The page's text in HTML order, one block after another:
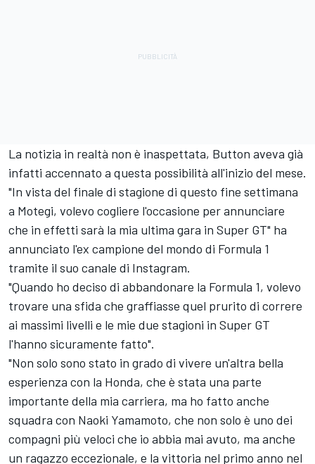
La notizia in realtà non è inaspettata, Button aveva già
infatti accennato a questa possibilità all'inizio del mese.
"In vista del finale di stagione di questo fine settimana
a Motegi, volevo cogliere l'occasione per annunciare
che in effetti sarà la mia ultima gara in Super GT" ha
annunciato l'ex campione del mondo di Formula 1
tramite il suo canale di Instagram.
"Quando ho deciso di abbandonare la Formula 1, volevo
trovare una sfida che graffiasse quel prurito di correre
ai massimi livelli e le mie due stagioni in Super GT
l'hanno sicuramente fatto".
"Non solo sono stato in grado di vivere un'altra bella
esperienza con la Honda, che è stata una parte
importante della mia carriera, ma ho fatto anche
squadra con Naoki Yamamoto, che non solo è uno dei
compagni più veloci che io abbia mai avuto, ma anche
un ragazzo eccezionale, e la vittoria nel primo anno nel